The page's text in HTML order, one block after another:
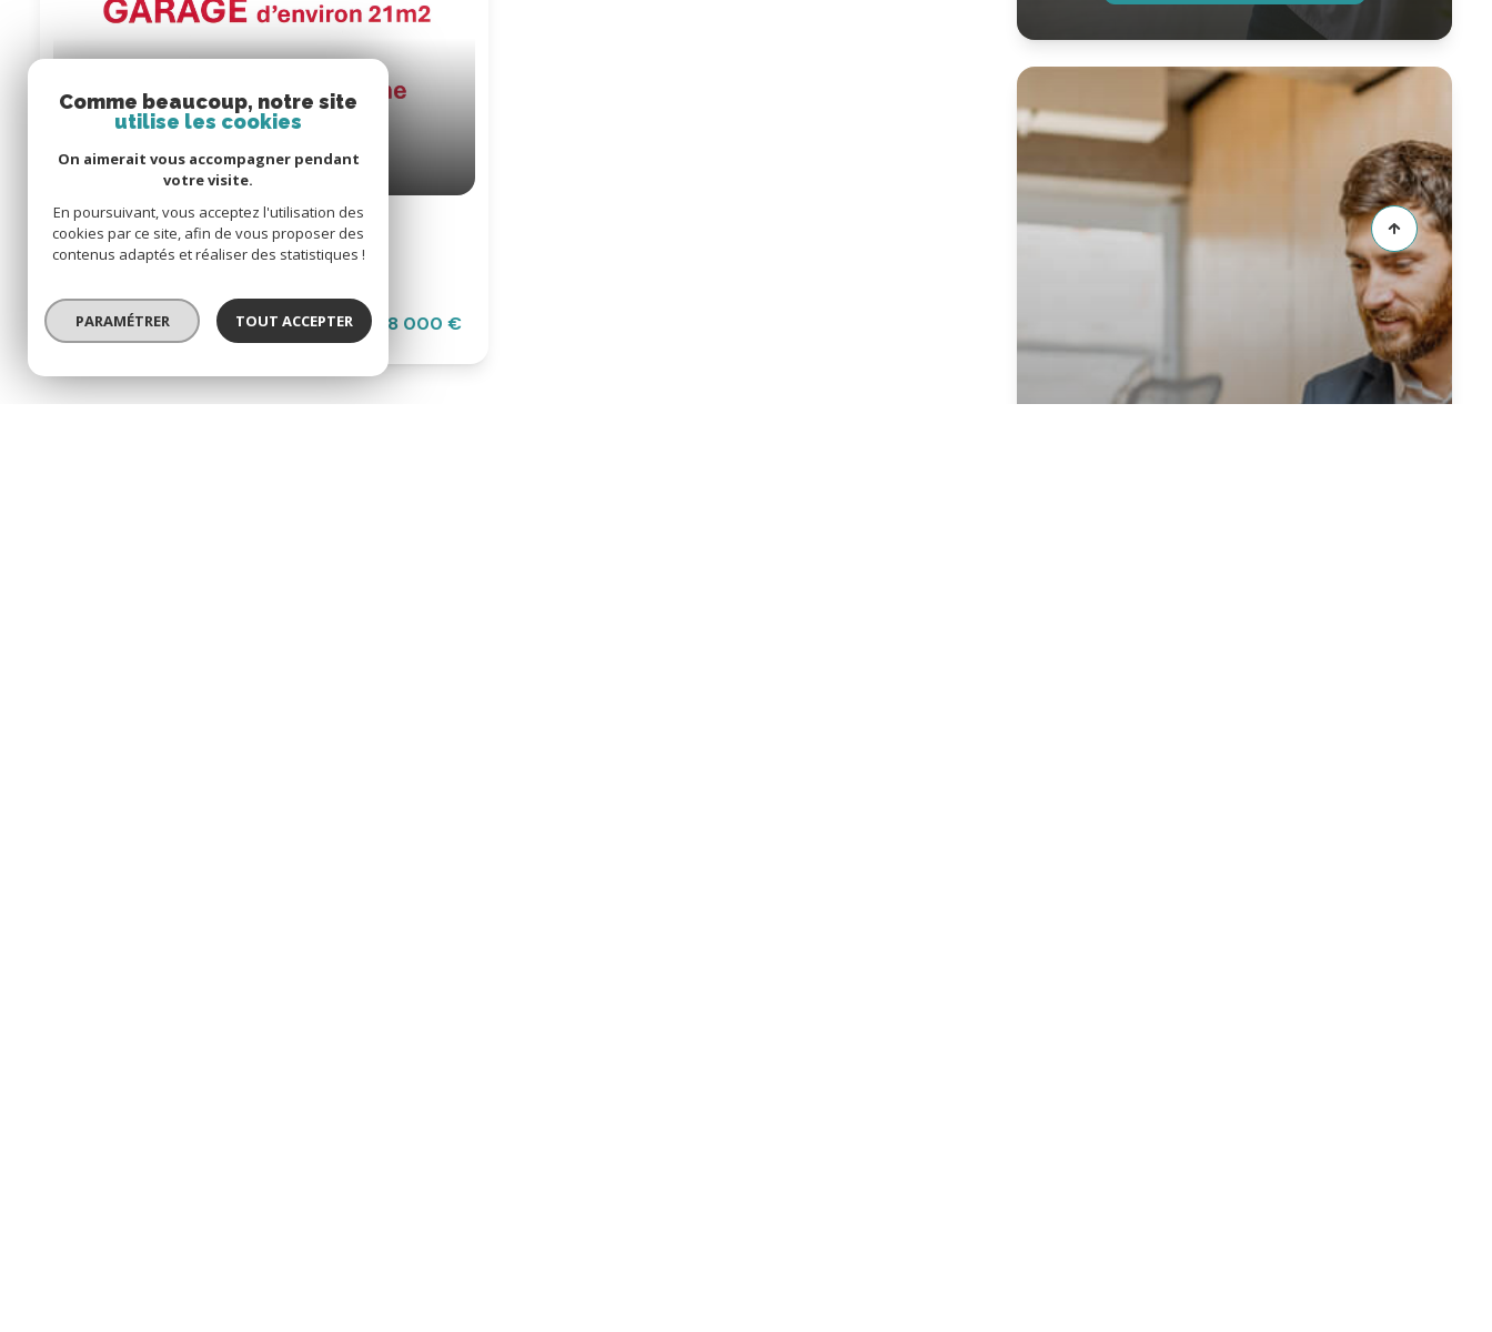
Garage
48 000 €
Comme beaucoup, notre site
utilise les cookies
On aimerait vous accompagner pendant
votre visite.
En poursuivant, vous acceptez l'utilisation des
cookies par ce site, afin de vous proposer des
contenus adaptés et réaliser des statistiques !
PARAMÉTRER TOUT ACCEPTER